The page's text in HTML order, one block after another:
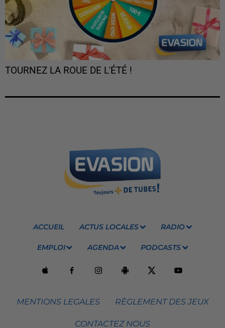
TOURNEZ LA ROUE DE L'ÉTÉ !
ACCUEIL ACTUS LOCALES RADIO
EMPLOI AGENDA PODCASTS
MENTIONS LEGALES RÈGLEMENT DES JEUX
CONTACTEZ NOUS